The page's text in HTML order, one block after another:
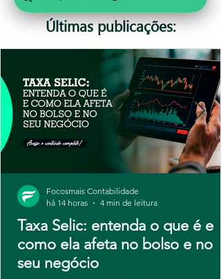
Últimas publicações:
Taxa Selic: entenda o que é e
como ela afeta no bolso e no
seu negócio
Focosmais Contabilidade
há 14 horas
4 min de leitura